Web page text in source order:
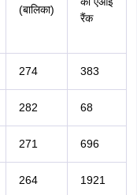
(बालिका)
रैंक
274 383
282 68
271 696
264 1921